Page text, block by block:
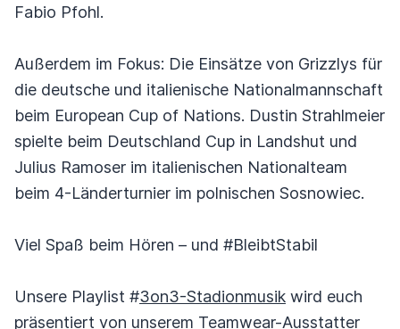
Fabio Pfohl.
Außerdem im Fokus: Die Einsätze von Grizzlys für
die deutsche und italienische Nationalmannschaft
beim European Cup of Nations. Dustin Strahlmeier
spielte beim Deutschland Cup in Landshut und
Julius Ramoser im italienischen Nationalteam
beim 4-Länderturnier im polnischen Sosnowiec.
Viel Spaß beim Hören – und #BleibtStabil
Unsere Playlist #3on3-Stadionmusik wird euch
präsentiert von unserem Teamwear-Ausstatter